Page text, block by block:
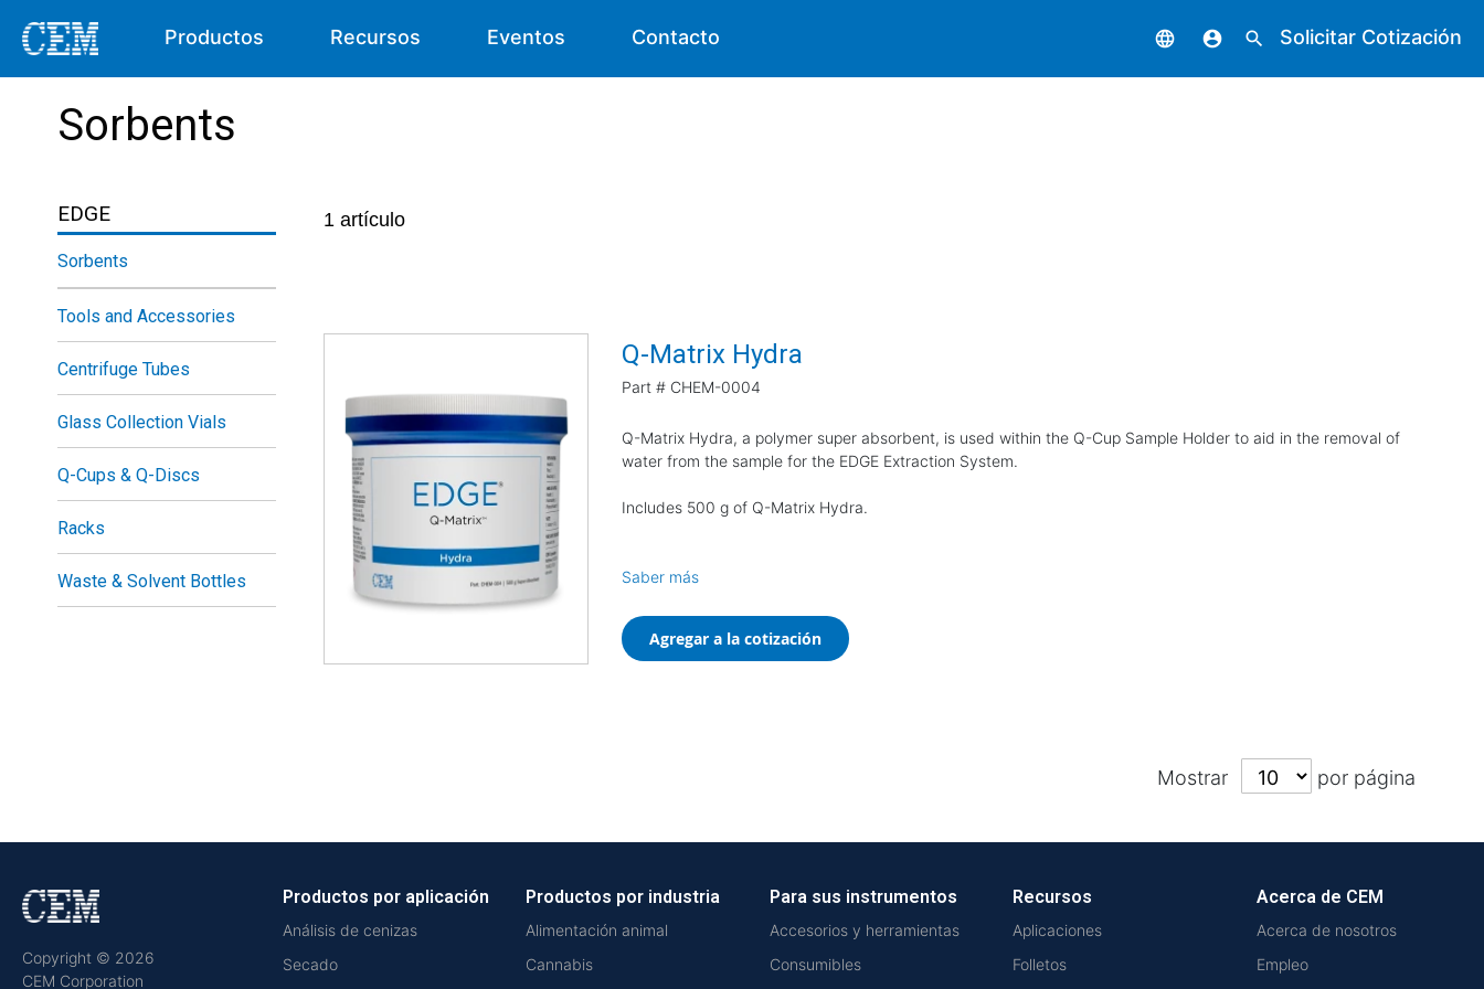
Productos Recursos Eventos Contacto language account_circle search Solicitar Cotización
Sorbents
1 artículo
Q-Matrix Hydra
Part # CHEM-0004
Q-Matrix Hydra, a polymer super absorbent, is used within the Q-Cup Sample Holder to aid in the removal of
water from the sample for the EDGE Extraction System.
Includes 500 g of Q-Matrix Hydra.
Saber más
Agregar a la cotización
Mostrar por página
EDGE
Sorbents
Tools and Accessories
Centrifuge Tubes
Glass Collection Vials
Q-Cups & Q-Discs
Racks
Waste & Solvent Bottles
Copyright © 2026
CEM Corporation
Productos por aplicación
Análisis de cenizas
Secado
Productos por industria
Alimentación animal
Cannabis
Para sus instrumentos
Accesorios y herramientas
Consumibles
Recursos
Aplicaciones
Folletos
Acerca de CEM
Acerca de nosotros
Empleo